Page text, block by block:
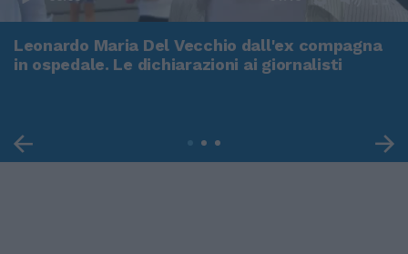
Leonardo Maria Del Vecchio dall'ex compagna
in ospedale. Le dichiarazioni ai giornalisti